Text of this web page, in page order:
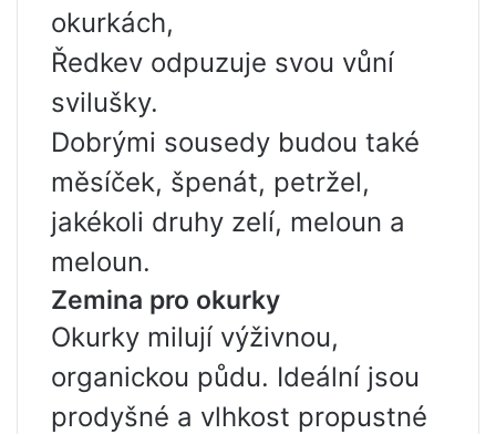
okurkách,
Ředkev odpuzuje svou vůní
svilušky.
Dobrými sousedy budou také
měsíček, špenát, petržel,
jakékoli druhy zelí, meloun a
meloun.
Zemina pro okurky
Okurky milují výživnou,
organickou půdu. Ideální jsou
prodyšné a vlhkost propustné